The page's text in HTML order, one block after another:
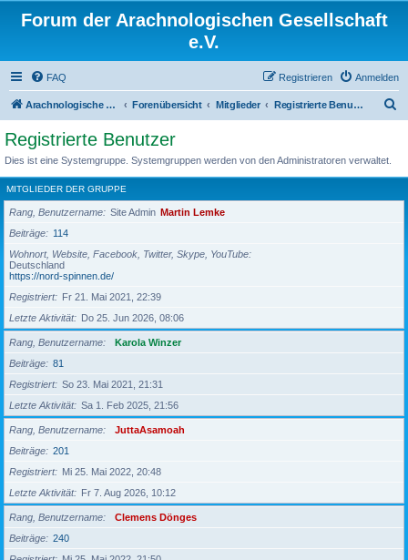
Forum der Arachnologischen Gesellschaft
e.V.
FAQ Anmelden
Registrieren
Arachnologische Gesellschaft e. V. Forenübersicht Mitglieder Registrierte Benutzer
Registrierte Benutzer
Dies ist eine Systemgruppe. Systemgruppen werden von den Administratoren verwaltet.
MITGLIEDER DER GRUPPE
Rang, Benutzername Site Admin Martin Lemke
Beiträge
114
Wohnort, Website, Facebook, Twitter, Skype, YouTube
Deutschland
https://nord-spinnen.de/
Registriert
Fr 21. Mai 2021, 22:39
Letzte Aktivität
Do 25. Jun 2026, 08:06
Rang, Benutzername
Karola Winzer
Beiträge
81
Registriert
So 23. Mai 2021, 21:31
Letzte Aktivität
Sa 1. Feb 2025, 21:56
Rang, Benutzername
JuttaAsamoah
Beiträge
201
Registriert
Mi 25. Mai 2022, 20:48
Letzte Aktivität
Fr 7. Aug 2026, 10:12
Rang, Benutzername
Clemens Dönges
Beiträge
240